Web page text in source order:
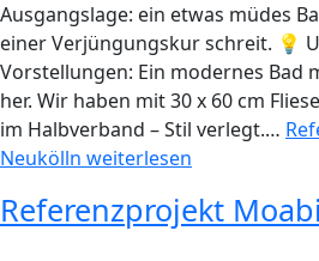
Ausgangslage: ein etwas müdes
einer Verjüngungskur schreit. 💡
Vorstellungen: Ein modernes Bad
her. Wir haben mit 30 x 60 cm
im Halbverband – Stil verlegt.…
Neukölln weiterlesen
Referenzprojekt